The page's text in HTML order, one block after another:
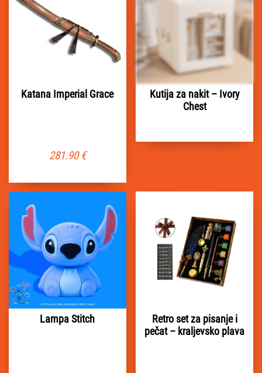
Katana Imperial Grace
281.90€
Kutija za nakit – Ivory
Chest
Lampa Stitch
Retro set za pisanje i
pečat – kraljevsko plava